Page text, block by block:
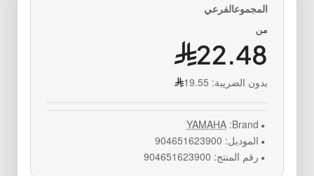
من
22.48
بدون الضريبة: 19.55
Brand:
YAMAHA
الموديل: 904651623900
رقم المنتج: 904651623900